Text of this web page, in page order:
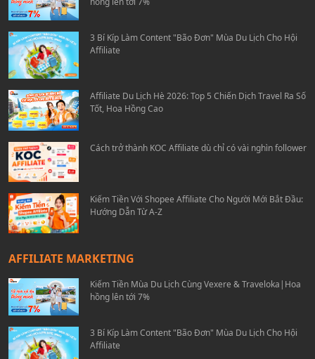
3 Bí Kíp Làm Content "Bão Đơn" Mùa Du Lịch Cho Hội
Affiliate
Affiliate Du Lịch Hè 2026: Top 5 Chiến Dịch Travel Ra Số
Tốt, Hoa Hồng Cao
Cách trở thành KOC Affiliate dù chỉ có vài nghìn follower
Kiếm Tiền Với Shopee Affiliate Cho Người Mới Bắt Đầu:
Hướng Dẫn Từ A-Z
AFFILIATE MARKETING
Kiếm Tiền Mùa Du Lịch Cùng Vexere & Traveloka|Hoa
hồng lên tới 7%
3 Bí Kíp Làm Content "Bão Đơn" Mùa Du Lịch Cho Hội
Affiliate